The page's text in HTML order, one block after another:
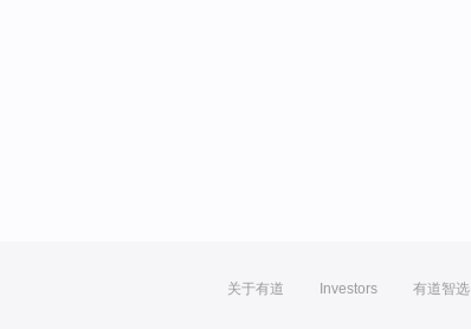
关于有道 Investors 有道智选